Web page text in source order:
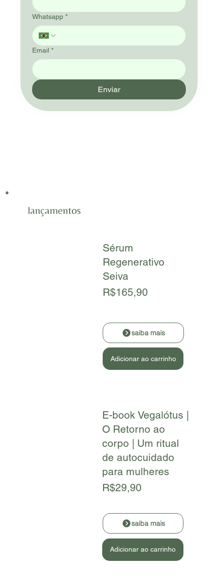
Whatsapp *
Email *
Enviar
Sérum
Regenerativo
Seiva
R$165,90
saiba mais
Adicionar ao carrinho
E-book Vegalótus |
O Retorno ao
corpo | Um ritual
de autocuidado
para mulheres
R$29,90
saiba mais
Adicionar ao carrinho
lançamentos